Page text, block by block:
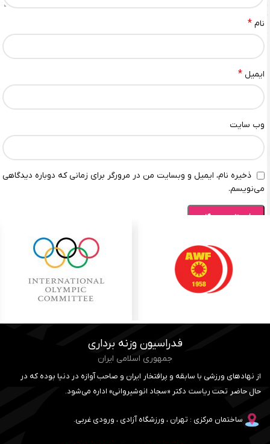
نام *
ایمیل *
وب‌ سایت
ذخیره نام، ایمیل و وبسایت من در مرورگر برای زمانی که دوباره دیدگاهی
می‌نویسم.
فدراسیون وزنه برداری
جمهوری اسلامی ایران
از نهادهای ورزشی با سابقه و پرافتخار ایران و صاحب آوازه در دنیا بوده که در
حال حاضر تحت ریاست دکتر «سجاد انوشیروانی» اداره می‌شود.
ساختمان مرکزی : تهران ، ورزشگاه آزادی ، ورودی غربی.